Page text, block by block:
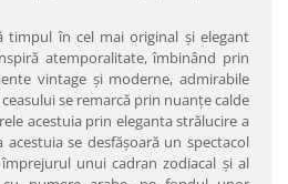
timpul în cel mai original şi elegant
atemporalitate, îmbinând prin
vintage şi moderne, admirabile
se remarcă prin nuanţe calde
acestuia prin eleganta strălucire a
se desfăşoară un spectacol
unui cadran zodiacal şi al